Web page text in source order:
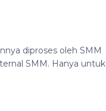
diproses oleh SMM
SMM. Hanya untuk